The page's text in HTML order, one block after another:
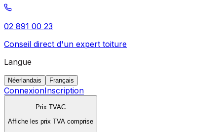
02 891 00 23
Conseil direct d'un expert toiture
Langue
Néerlandais Français
ConnexionInscription
Prix TVAC
Affiche les prix TVA comprise